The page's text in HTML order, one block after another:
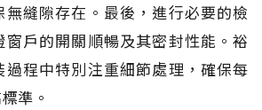
縫隙存在。最後，進行必要的檢
戶的開關順暢及其密封性能。裕
過程中特別注重細節處理，確保每
準。